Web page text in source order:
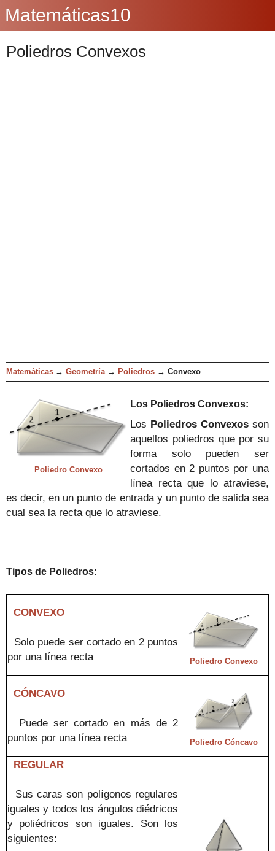
Matemáticas10
Poliedros Convexos
Matemáticas → Geometría→ Poliedros → Convexo
Poliedro Convexo
Los Poliedros Convexos:
Los Pol iedros Convexos son
aquellos poliedros que por su
forma solo pueden ser
cortados en 2 puntos por una
línea recta que lo atraviese,
es decir, en un punto de entrada y un punto de salida sea
cual sea la recta que lo atraviese.
Tipos de Poliedros:
CONVEXO
Solo puede ser cortado en 2 puntos
por una línea recta
Poliedro Convexo
CÓNCAVO
Puede ser cortadoen más de 2
puntos por una línea recta
Poliedro Cóncavo
REGULAR
Sus caras son polígonos regulares
iguales y todos los ángulos diédricos
y poliédricos son iguales. Son los
siguientes: